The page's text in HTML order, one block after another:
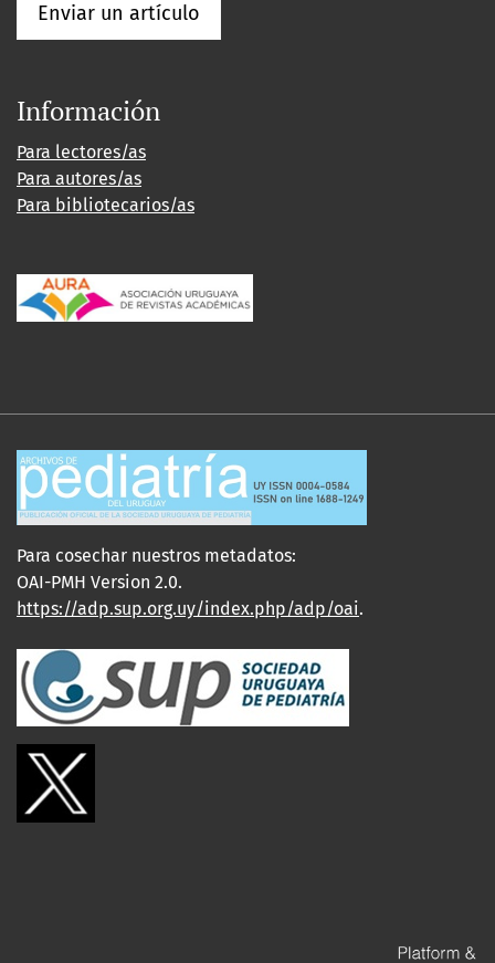
Enviar un artículo
Información
Para lectores/as
Para autores/as
Para bibliotecarios/as
Para cosechar nuestros metadatos:
OAI-PMH Version 2.0.
https://adp.sup.org.uy/index.php/adp/oai.